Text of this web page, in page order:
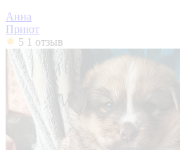
Анна
Приют
5 1 отзыв